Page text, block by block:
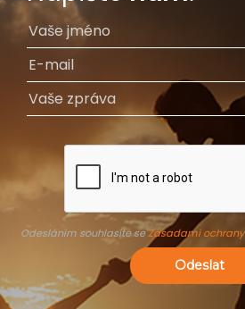
Odesláním souhlasíte seZásadami
Odeslat